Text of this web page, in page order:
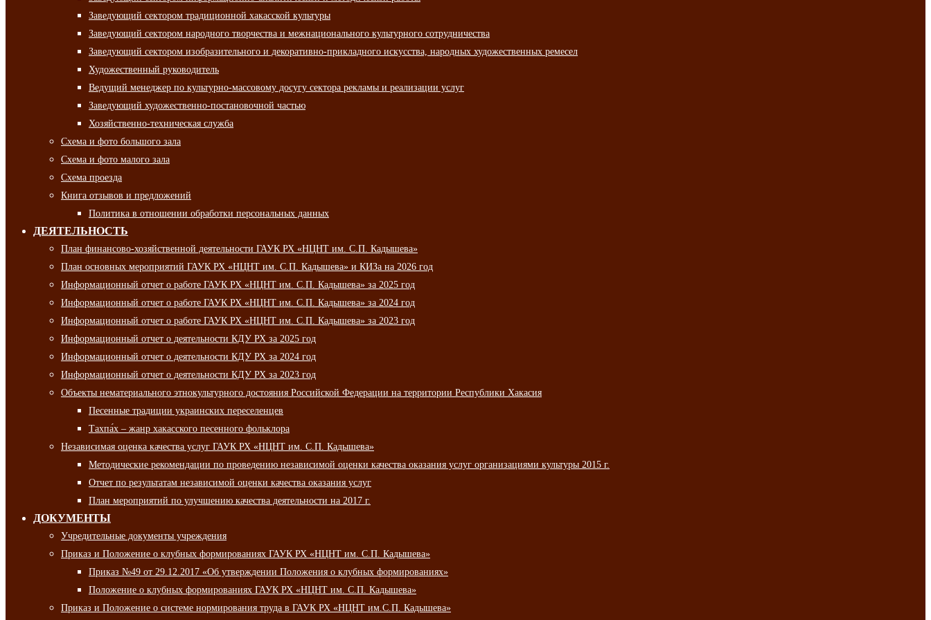
Заведующий сектором традиционной хакасской культуры
Заведующий сектором народного творчества и межнационального культурного сотрудничества
Заведующий сектором изобразительного и декоративно-прикладного искусства, народных художественных ремесел
Художественный руководитель
Ведущий менеджер по культурно-массовому досугу сектора рекламы и реализации услуг
Заведующий художественно-постановочной частью
Хозяйственно-техническая служба
Схема и фото большого зала
Схема и фото малого зала
Схема проезда
Книга отзывов и предложений
Политика в отношении обработки персональных данных
ДЕЯТЕЛЬНОСТЬ
План финансово-хозяйственной деятельности ГАУК РХ «НЦНТ им. С.П. Кадышева»
План основных мероприятий ГАУК РХ «НЦНТ им. С.П. Кадышева» и КИЗа на 2026 год
Информационный отчет о работе ГАУК РХ «НЦНТ им. С.П. Кадышева» за 2025 год
Информационный отчет о работе ГАУК РХ «НЦНТ им. С.П. Кадышева» за 2024 год
Информационный отчет о работе ГАУК РХ «НЦНТ им. С.П. Кадышева» за 2023 год
Информационный отчет о деятельности КДУ РХ за 2025 год
Информационный отчет о деятельности КДУ РХ за 2024 год
Информационный отчет о деятельности КДУ РХ за 2023 год
Объекты нематериального этнокультурного достояния Российской Федерации на территории Республики Хакасия
Песенные традиции украинских переселенцев
Тахпа́х – жанр хакасского песенного фольклора
Независимая оценка качества услуг ГАУК РХ «НЦНТ им. С.П. Кадышева»
Методические рекомендации по проведению независимой оценки качества оказания услуг организациями культуры 2015 г.
Отчет по результатам независимой оценки качества оказания услуг
План мероприятий по улучшению качества деятельности на 2017 г.
ДОКУМЕНТЫ
Учредительные документы учреждения
Приказ и Положение о клубных формированиях ГАУК РХ «НЦНТ им. С.П. Кадышева»
Приказ №49 от 29.12.2017 «Об утверждении Положения о клубных формированиях»
Положение о клубных формированиях ГАУК РХ «НЦНТ им. С.П. Кадышева»
Приказ и Положение о системе нормирования труда в ГАУК РХ «НЦНТ им.С.П. Кадышева»